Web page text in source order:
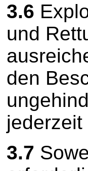
3.6
und
den
3.7